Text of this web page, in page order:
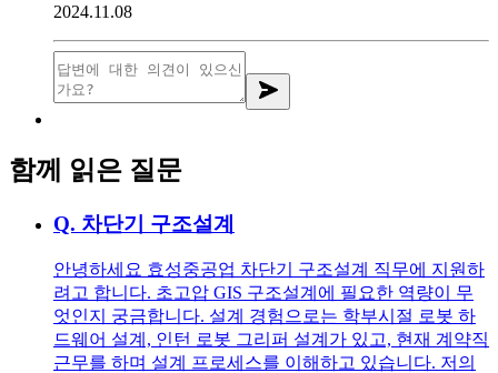
2024.11.08
함께 읽은 질문
Q. 차단기 구조설계
안녕하세요 효성중공업 차단기 구조설계 직무에 지원하
려고 합니다. 초고압 GIS 구조설계에 필요한 역량이 무
엇인지 궁금합니다. 설계 경험으로는 학부시절 로봇 하
드웨어 설계, 인턴 로봇 그리퍼 설계가 있고, 현재 계약직
근무를 하며 설계 프로세스를 이해하고 있습니다. 저의